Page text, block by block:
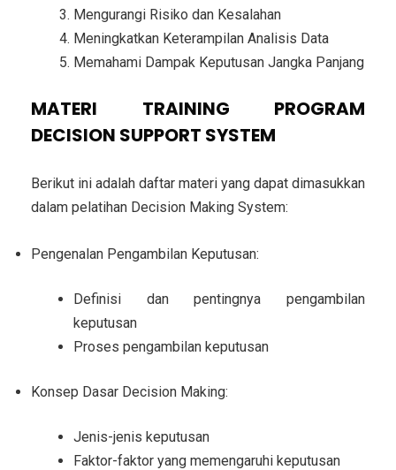
Mengurangi Risiko dan Kesalahan
Meningkatkan Keterampilan Analisis Data
Memahami Dampak Keputusan Jangka Panjang
MATERI TRAINING PROGRAM
DECISION SUPPORT SYSTEM
Berikut ini adalah daftar materi yang dapat dimasukkan
dalam pelatihan Decision Making System:
Pengenalan Pengambilan Keputusan:
Definisi dan pentingnya pengambilan
keputusan
Proses pengambilan keputusan
Konsep Dasar Decision Making:
Jenis-jenis keputusan
Faktor-faktor yang memengaruhi keputusan